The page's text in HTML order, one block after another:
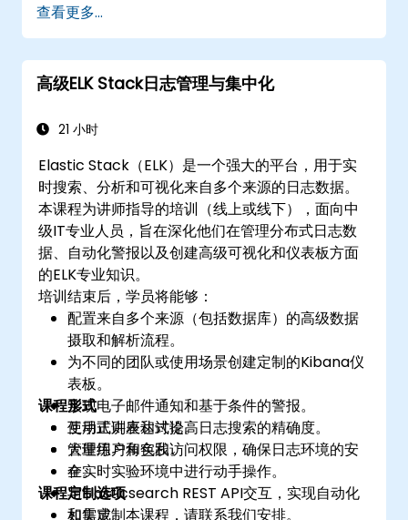
中提取有价值的见解。
使用各种可视化类型和技术，在Kibana中设计
和构建交互式仪表板。
实施Elasticsearch和Kibana管理、优化和故
查看更多...
高级ELK Stack日志管理与集中化
21 小时
Elastic Stack（ELK）是一个强大的平台，用于实
时搜索、分析和可视化来自多个来源的日志数据。
本课程为讲师指导的培训（线上或线下），面向中
级IT专业人员，旨在深化他们在管理分布式日志数
据、自动化警报以及创建高级可视化和仪表板方面
的ELK专业知识。
培训结束后，学员将能够：
配置来自多个来源（包括数据库）的高级数据
摄取和解析流程。
为不同的团队或使用场景创建定制的Kibana仪
表板。
实现电子邮件通知和基于条件的警报。
使用正则表达式提高日志搜索的精确度。
管理用户角色和访问权限，确保日志环境的安
全。
与Elasticsearch REST API交互，实现自动化
和集成。
课程形式
互动式讲座和讨论。
大量练习和实践。
在实时实验环境中进行动手操作。
课程定制选项
如需定制本课程，请联系我们安排。